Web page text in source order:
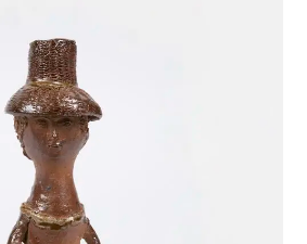
ART SACRÉ
BESTIAIRE
BOUQUETIÈRES
ARCHITECTURALE
DU QUOTIDIEN
COUPES ET PLATS
DIVERS
PERSONNAGES